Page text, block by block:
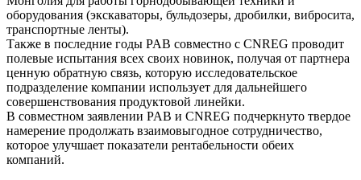
оборудования (экскаваторы, бульдозеры, дробилки, вибросита,
транспортные ленты).
Также в последние годы PAB совместно с CNREG проводит
полевые испытания всех своих новинок, получая от партнера
ценную обратную связь, которую исследовательское
подразделение компании использует для дальнейшего
совершенствования продуктовой линейки.
В совместном заявлении PAB и CNREG подчеркнуто твердое
намерение продолжать взаимовыгодное сотрудничество,
которое улучшает показатели рентабельности обеих
компаний.